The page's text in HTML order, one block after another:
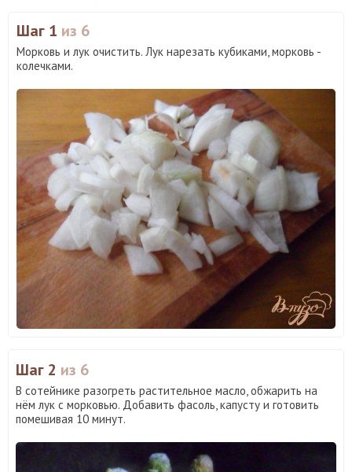
Шаг 1 из 6
Морковь и лук очистить. Лук нарезать кубиками, морковь -
колечками.
Шаг 2 из 6
В сотейнике разогреть растительное масло, обжарить на
нём лук с морковью. Добавить фасоль, капусту и готовить
помешивая 10 минут.